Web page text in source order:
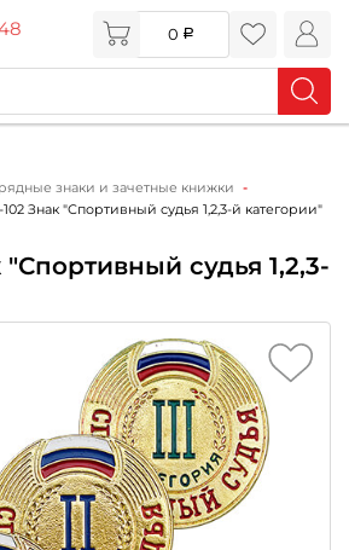
0
знаки и зачетные книжки
102 Знак "Спортивный судья 1,2,3-й категории"
"Спортивный судья 1,2,3-